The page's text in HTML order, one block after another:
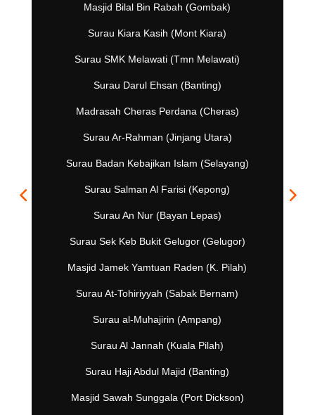
Masjid Bilal Bin Rabah (Gombak)
Surau Kiara Kasih (Mont Kiara)
Surau SMK Melawati (Tmn Melawati)
Surau Darul Ehsan (Banting)
Madrasah Cheras Perdana (Cheras)
Surau Ar-Rahman (Jinjang Utara)
Surau Badan Kebajikan Islam (Selayang)
Surau Salman Al Farisi (Kepong)
Surau An Nur (Bayan Lepas)
Surau Sek Keb Bukit Gelugor (Gelugor)
Masjid Jamek Yamtuan Raden (K. Pilah)
Surau At-Tohiriyyah (Sabak Bernam)
Surau al-Muhajirin (Ampang)
Surau Al Jannah (Kuala Pilah)
Surau Haji Abdul Majid (Banting)
Masjid Sawah Sunggala (Port Dickson)